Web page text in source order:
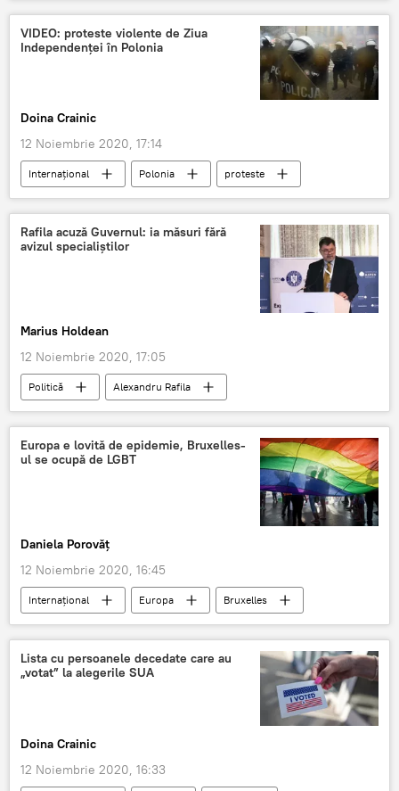
VIDEO: proteste violente de Ziua
Independenței în Polonia
Doina Crainic
12 Noiembrie 2020, 17:14
Internaţional Polonia proteste
Rafila acuză Guvernul: ia măsuri fără
avizul specialiștilor
Marius Holdean
12 Noiembrie 2020, 17:05
Politică Alexandru Rafila
Europa e lovită de epidemie, Bruxelles-
ul se ocupă de LGBT
Daniela Porovăț
12 Noiembrie 2020, 16:45
Internaţional Europa
Bruxelles
LGBT
Lista cu persoanele decedate care au
„votat” la alegerile SUA
Doina Crainic
12 Noiembrie 2020, 16:33